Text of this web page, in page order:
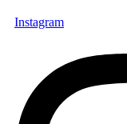
Instagram